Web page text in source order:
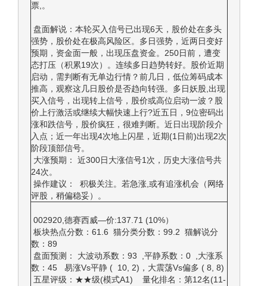
票,。
盘面解说：本轮买入信号已出现6天，股价处在多头
强势，股价处在极高风险区。多日强势，近两日变好
预期，资金面一般，出现压盘资金。250日前，遭变
态打压（积累19次）。连续多日趋势转好。股价近期
启动，需判断有无单边行情？前几日，低位筹码成本
推高，观察这几日股价是否趋向转强。多日妖股,出现
买入信号，出现转上信号，股价或高位启动一波？股
价上行激活或继续大幅快速上行?近五日，9位密码出
涨和跌信号，股价疯狂，很难判断。近日出现阶段介
入点；近一年出现4次地上闪星，近期(1日前)出现2次
阶段顶部信号。
大涨预期： 近300日大涨信号1次，历史大涨信号共
24次。
操作建议： 积极关注。若急涨,或有追涨机会（网络
评股，稍偏稳妥）。
002920,德赛西威—价:137.71 (10%）
板块热点分数：61.6 猫分类分数：99.2 猫解说分
数：89
盘面预测： 大波动系数：93 ,平静系数：0 ,大涨系
数：45 易涨Vs平静 ( 10, 2)，大震荡Vs偏多 ( 8, 8)
五星评级：★★级(模式A1) 量化排名：第12名(11-